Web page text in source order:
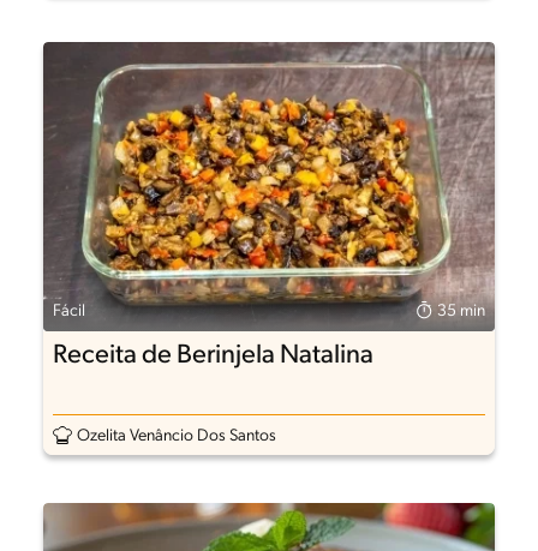
Fácil 35 min
Receita de Berinjela Natalina
Ozelita Venâncio Dos Santos